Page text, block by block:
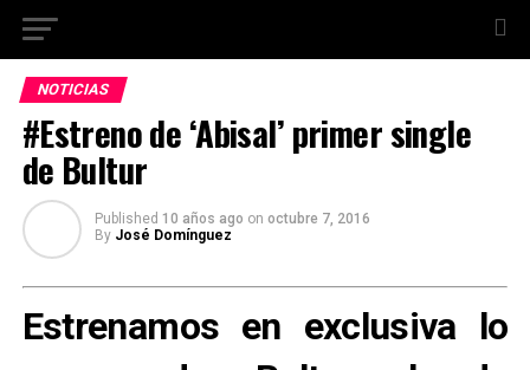
NOTICIAS
#Estreno de ‘Abisal’ primer single
de Bultur
Published 10 años ago on octubre 7, 2016
By José Domínguez
Estrenamos en exclusiva lo